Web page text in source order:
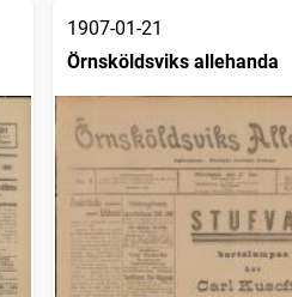
1907-01-21
Örnsköldsviks allehanda